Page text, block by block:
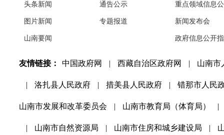
头条新闻
图片新闻
山南要闻
通告公示
专题报道
重点领域信息
新闻发布会
政府信息公开
友情链接： 中国政府网 | 西藏自治区政府网 | 山南市
| 洛扎县人民政府 | 措美县人民政府 | 错那市人民
山南市发展和改革委员会 | 山南市教育局（体育局） |
| 山南市自然资源局 | 山南市住房和城乡建设局 |